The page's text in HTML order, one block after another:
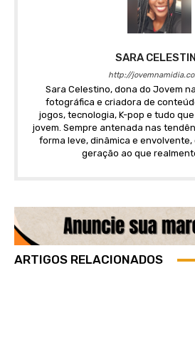
SARA
http://
Sara Celestino, dona do Jovem
fotográfica e criadora de
jogos, tecnologia, K-pop e tudo
jovem. Sempre antenada nas
forma leve, dinâmica e
geração ao que
ARTIGOS RELACIONADOS